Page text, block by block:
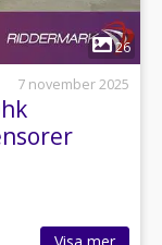
26
7 november 2025